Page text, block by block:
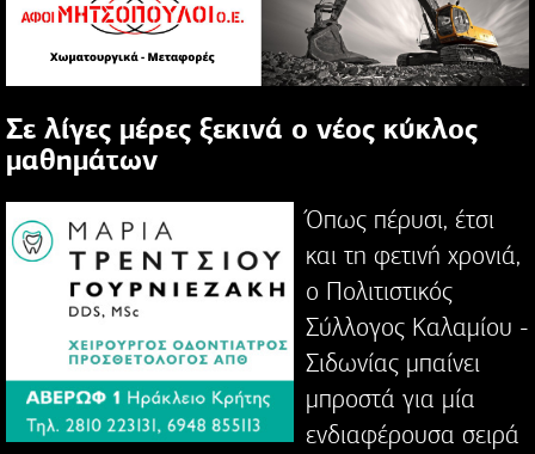
Σε λίγες μέρες ξεκινά ο νέος κύκλος
μαθημάτων
Όπως πέρυσι, έτσι
και τη φετινή χρονιά,
ο Πολιτιστικός
Σύλλογος Καλαμίου -
Σιδωνίας μπαίνει
μπροστά για μία
ενδιαφέρουσα σειρά